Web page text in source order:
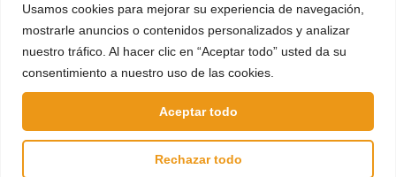
Usamos cookies para mejorar su experiencia de navegación,
mostrarle anuncios o contenidos personalizados y analizar
nuestro tráfico. Al hacer clic en “Aceptar todo” usted da su
consentimiento a nuestro uso de las cookies.
Rechazar todo
Aceptar todo